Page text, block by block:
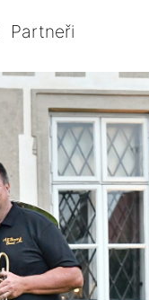
Partneři